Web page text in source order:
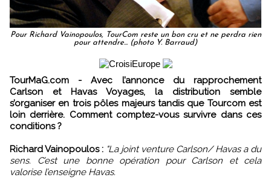
Pour Richard Vainopoulos, TourCom reste un bon cru et ne perdra rien
pour attendre... (photo Y. Barraud)
TourMaG.com - Avec l’annonce du rapprochement
Carlson et Havas Voyages, la distribution semble
s’organiser en trois pôles majeurs tandis que Tourcom est
loin derrière. Comment comptez-vous survivre dans ces
conditions ?
Richard Vainopoulos : "La joint venture Carlson/ Havas a du
sens. C’est une bonne opération pour Carlson et cela
valorise l’enseigne Havas.